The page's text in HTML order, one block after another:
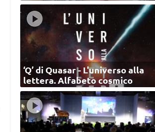
‘Q’ di Quasar - L'universo alla
lettera. Alfabeto cosmico